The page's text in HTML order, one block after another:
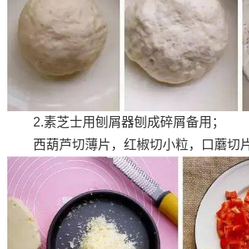
2.素芝士用刨屑器刨成碎屑备用；
西葫芦切薄片，红椒切小粒，口蘑切